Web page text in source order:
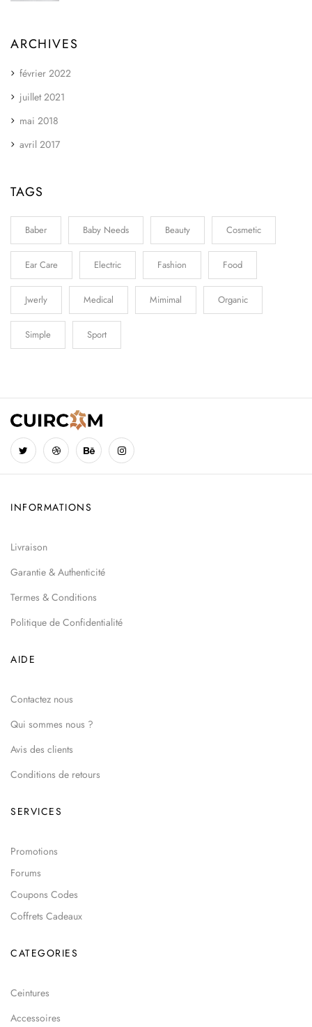
ARCHIVES
février 2022
juillet 2021
mai 2018
avril 2017
TAGS
Baber Baby Needs Beauty Cosmetic
Ear Care Electric Fashion Food
Jwerly Medical Mimimal Organic
Simple Sport
INFORMATIONS
Livraison
Garantie & Authenticité
Termes & Conditions
Politique de Confidentialité
AIDE
Contactez nous
Qui sommes nous ?
Avis des clients
Conditions de retours
SERVICES
Promotions
Forums
Coupons Codes
Coffrets Cadeaux
CATEGORIES
Ceintures
Accessoires